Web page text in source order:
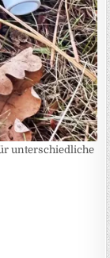
unterschiedliche